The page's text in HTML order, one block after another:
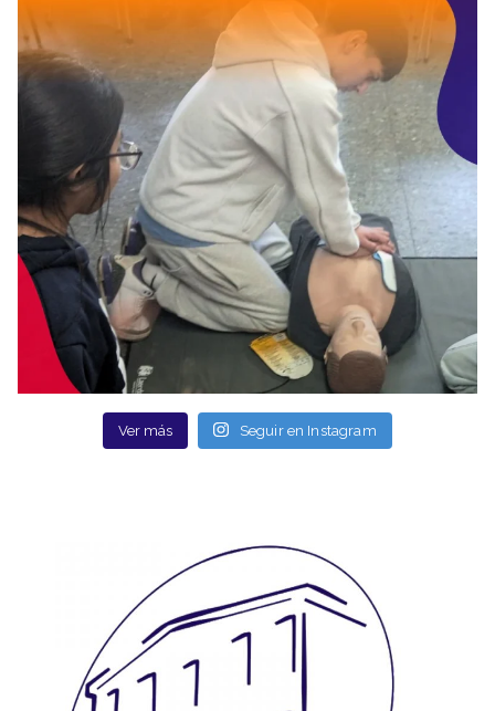
Ver más Seguir en Instagram